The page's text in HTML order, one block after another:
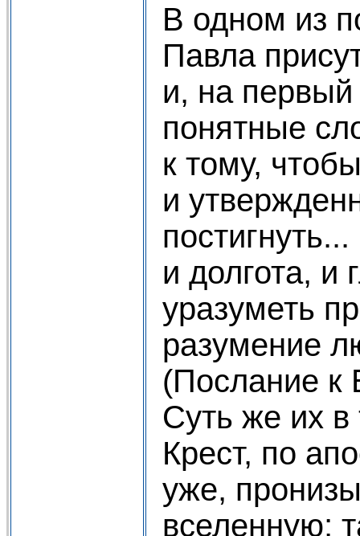
В одном из
Павла
и, на первый
понятные
к тому,
и
и долгота, и
уразуметь
разумение
(Послание к
Суть же их
Крест, по
уже,
вселенную;